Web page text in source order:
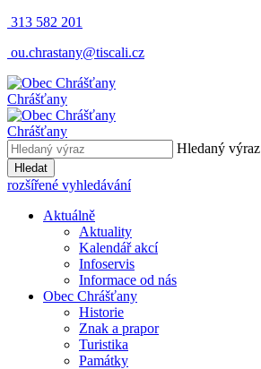
313 582 201
ou.chrastany@tiscali.cz
Chrášťany
Chrášťany
Hledaný výraz
Hledat
rozšířené vyhledávání
Aktuálně
Aktuality
Kalendář akcí
Infoservis
Informace od nás
Obec Chrášťany
Historie
Znak a prapor
Turistika
Památky